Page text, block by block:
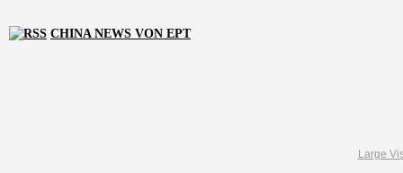
CHINA NEWS VON EPT
Large